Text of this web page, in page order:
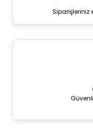
Siparişleriniz